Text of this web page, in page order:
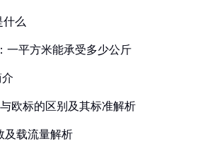
什么
一平方米能承受多少公斤
欧标的区别及其标准解析
及载流量解析